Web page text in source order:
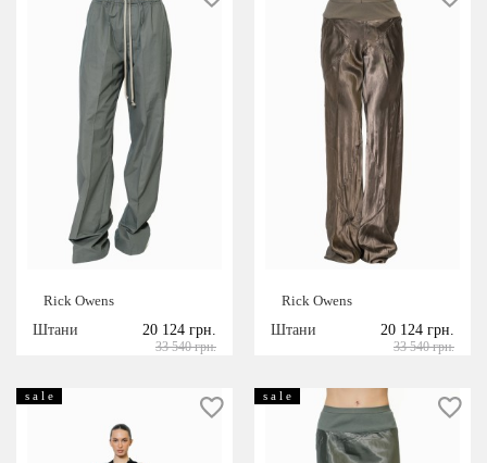
Rick Owens
Штани
20 124 грн.
33 540 грн.
Rick Owens
Штани
20 124 грн.
33 540 грн.
s a l e s a l e